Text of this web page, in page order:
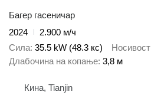
Багер гасеничар
2024
2.900 м/ч
Сила 35.5 kW (48.3 кс) Носивост
Длабочина на копање 3,8 м
Кина, Tianjin